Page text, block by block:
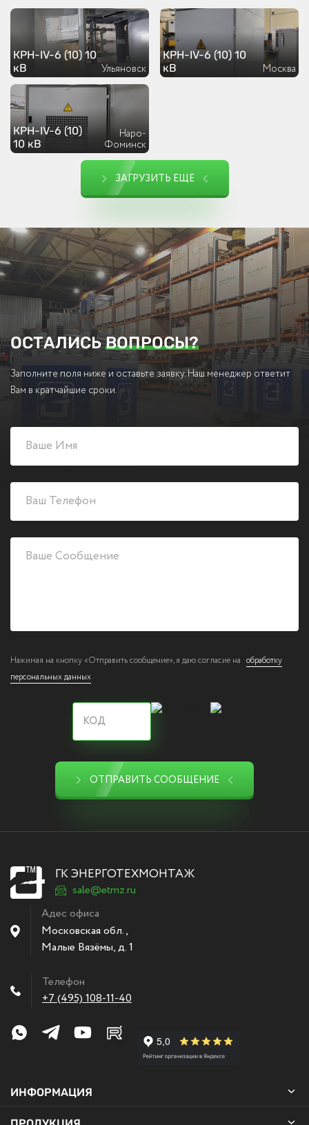
КРН-IV-6 (10) 10
кВ
Ульяновск
КРН-IV-6 (10) 10
кВ
Москва
КРН-IV-6 (10)
10 кВ
Наро-
Фоминск
ЗАГРУЗИТЬ ЕЩЕ
ОСТАЛИСЬВОПРОСЫ?
Заполните поля ниже и оставьте заявку. Наш менеджер ответит
Вам в кратчайшие сроки.
Нажимая на кнопку «Отправить сообщение», я даю согласие на обработку
персональных данных
ОТПРАВИТЬ СООБЩЕНИЕ
ГК ЭНЕРГОТЕХМОНТАЖ
sale@etmz.ru
Адес офиса
Московская обл.,
Малые Вязёмы,д. 1
Телефон
+7 (495) 108-11-40
ИНФОРМАЦИЯ